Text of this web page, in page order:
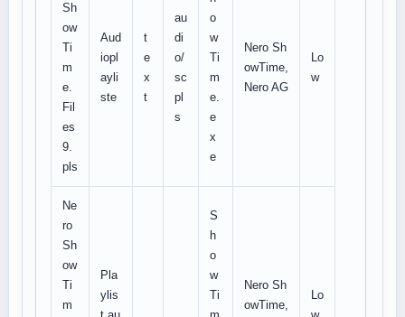
Sh
ow
Ti
m
e.
Fil
es
9.
pls
Aud
iopl
ayli
ste
t
e
x
t
au
di
o/
sc
pl
s
o
w
Ti
m
e.
e
x
e
Nero Sh
owTime,
Nero AG
Lo
w
Ne
ro
Sh
ow
Ti
m
Pla
ylis
S
h
o
w
Ti
Nero Sh
owTime,
Lo